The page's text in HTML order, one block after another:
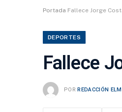
Portada Fallece Jorge
DEPORTES
Fallece
POR REDACCIÓN